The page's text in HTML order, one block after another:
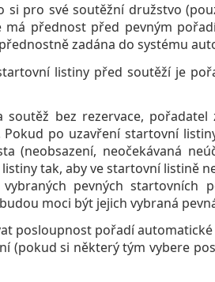
si pro své soutěžní družstvo
přednost před pevným
zadána do systému
listiny před soutěží je
soutěž bez rezervace,
po uzavření startovní
(neobsazení, neočekávaná
tak, aby ve startovní listině
pevných startovních
moci být jejich vybraná
posloupnost pořadí
(pokud si některý tým vybere